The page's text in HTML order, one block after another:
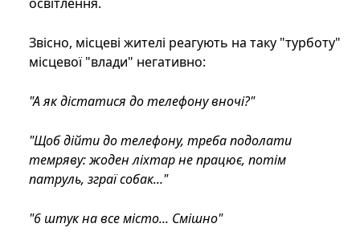
Звісно, ​​місцеві жителі реагують на таку "турботу"
місцевої "влади" негативно:
"А як дістатися до телефону вночі?"
"Щоб дійти до телефону, треба подолати
темряву: жоден ліхтар не працює, потім
патруль, зграї собак..."
"6 штук на все місто... Смішно"